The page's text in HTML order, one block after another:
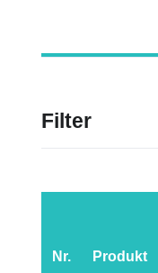
Filter
Nr. Produkt